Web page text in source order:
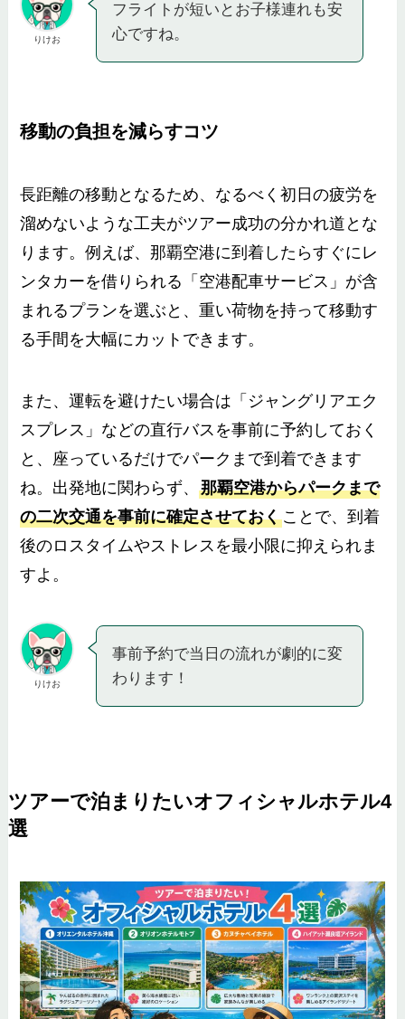
りけお
フライトが短いとお子様連れも安
心ですね。
移動の負担を減らすコツ
長距離の移動となるため、なるべく初日の疲労を
溜めないような工夫がツアー成功の分かれ道とな
ります。例えば、那覇空港に到着したらすぐにレ
ンタカーを借りられる「空港配車サービス」が含
まれるプランを選ぶと、重い荷物を持って移動す
る手間を大幅にカットできます。
また、運転を避けたい場合は「ジャングリアエク
スプレス」などの直行バスを事前に予約しておく
と、座っているだけでパークまで到着できます
ね。出発地に関わらず、那覇空港からパークまで
の二次交通を事前に確定させておくことで、到着
後のロスタイムやストレスを最小限に抑えられま
すよ。
りけお
事前予約で当日の流れが劇的に変
わります！
ツアーで泊まりたいオフィシャルホテル4
選